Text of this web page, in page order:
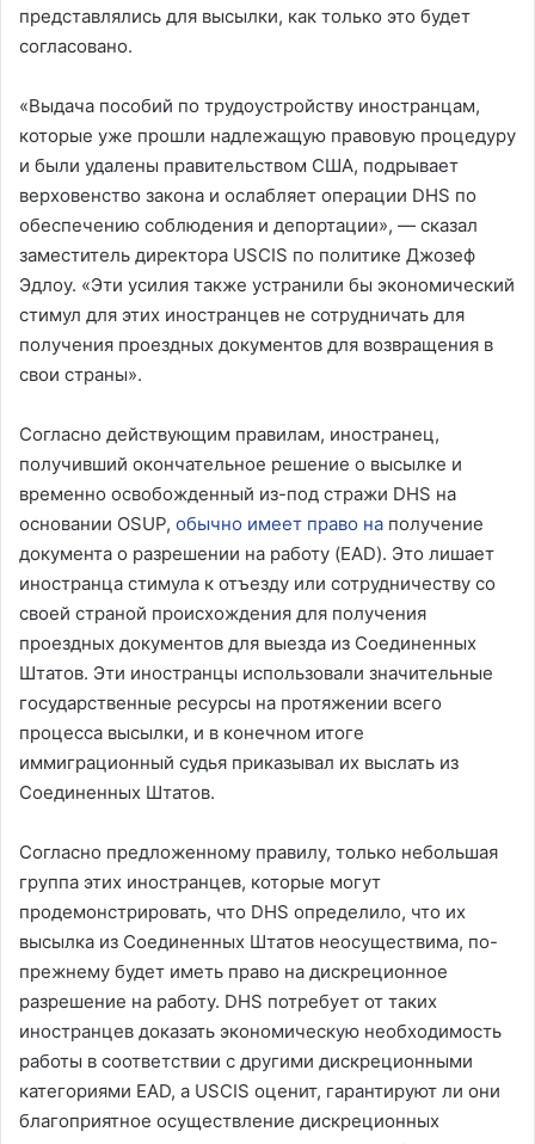
представлялись для высылки, как только это будет
согласовано.
«Выдача пособий по трудоустройству иностранцам,
которые уже прошли надлежащую правовую процедуру
и были удалены правительством США, подрывает
верховенство закона и ослабляет операции DHS по
обеспечению соблюдения и депортации», — сказал
заместитель директора USCIS по политике Джозеф
Эдлоу. «Эти усилия также устранили бы экономический
стимул для этих иностранцев не сотрудничать для
получения проездных документов для возвращения в
свои страны».
Согласно действующим правилам, иностранец,
получивший окончательное решение о высылке и
временно освобожденный из-под стражи DHS на
основании OSUP, обычно имеет право на получение
документа о разрешении на работу (EAD). Это лишает
иностранца стимула к отъезду или сотрудничеству со
своей страной происхождения для получения
проездных документов для выезда из Соединенных
Штатов. Эти иностранцы использовали значительные
государственные ресурсы на протяжении всего
процесса высылки, и в конечном итоге
иммиграционный судья приказывал их выслать из
Соединенных Штатов.
Согласно предложенному правилу, только небольшая
группа этих иностранцев, которые могут
продемонстрировать, что DHS определило, что их
высылка из Соединенных Штатов неосуществима, по-
прежнему будет иметь право на дискреционное
разрешение на работу. DHS потребует от таких
иностранцев доказать экономическую необходимость
работы в соответствии с другими дискреционными
категориями EAD, а USCIS оценит, гарантируют ли они
благоприятное осуществление дискреционных